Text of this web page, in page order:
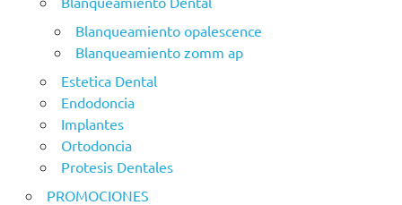
Blanqueamiento opalescence
Blanqueamiento zomm ap
Estetica Dental
Endodoncia
Implantes
Ortodoncia
Protesis Dentales
PROMOCIONES